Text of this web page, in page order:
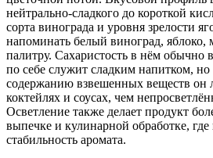
нейтрально-сладкого до короткой
сорта винограда и уровня зрелости
напоминать белый виноград,
палитру. Сахаристость в нём обычно
по себе служит сладким напитком, но
содержанию взвешенных веществ он
коктейлях и соусах, чем
Осветление также делает продукт
выпечке и кулинарной обработке, где
стабильность аромата.